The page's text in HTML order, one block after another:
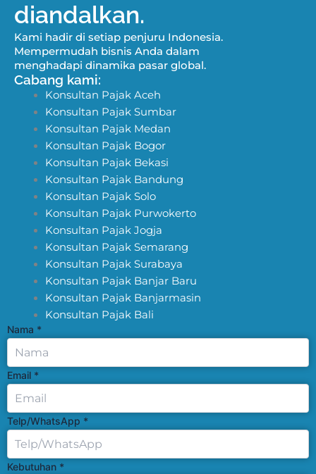
diandalkan.
Kami hadir di setiap penjuru Indonesia.
Mempermudah bisnis Anda dalam
menghadapi dinamika pasar global.
Cabang kami:
Konsultan Pajak Aceh
Konsultan Pajak Sumbar
Konsultan Pajak Medan
Konsultan Pajak Bogor
Konsultan Pajak Bekasi
Konsultan Pajak Bandung
Konsultan Pajak Solo
Konsultan Pajak Purwokerto
Konsultan Pajak Jogja
Konsultan Pajak Semarang
Konsultan Pajak Surabaya
Konsultan Pajak Banjar Baru
Konsultan Pajak Banjarmasin
Konsultan Pajak Bali
Nama *
Email *
Telp/WhatsApp *
Kebutuhan *